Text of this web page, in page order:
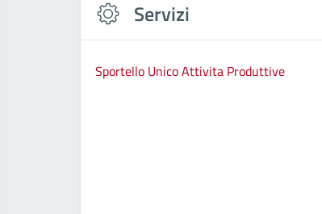
Servizi
Sportello Unico Attivita Produttive